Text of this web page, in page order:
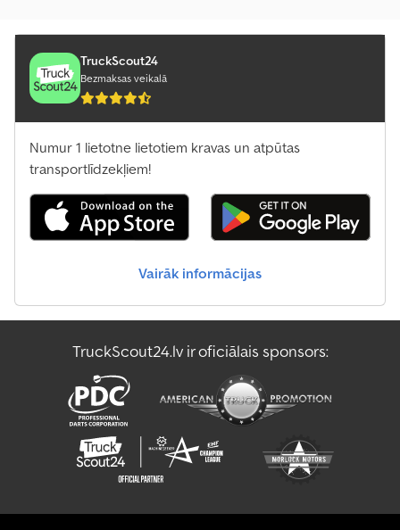
TruckScout24
Bezmaksas veikalā
Numur 1 lietotne lietotiem kravas un atpūtas
transportlīdzekļiem!
Vairāk informācijas
TruckScout24.lv ir oficiālais sponsors: